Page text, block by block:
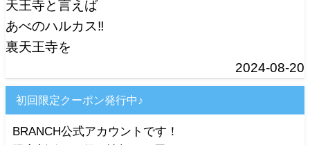
天王寺と言えば
あべのハルカス‼️
裏天王寺を
2024-08-20
初回限定クーポン発行中♪
BRANCH公式アカウントです！